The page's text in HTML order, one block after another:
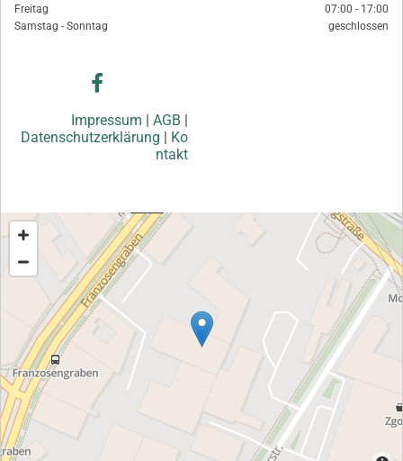
Freitag
07:00 - 17:00
Samstag - Sonntag
geschlossen
Impressum AGB
Datenschutzerklärung
Ko
ntakt